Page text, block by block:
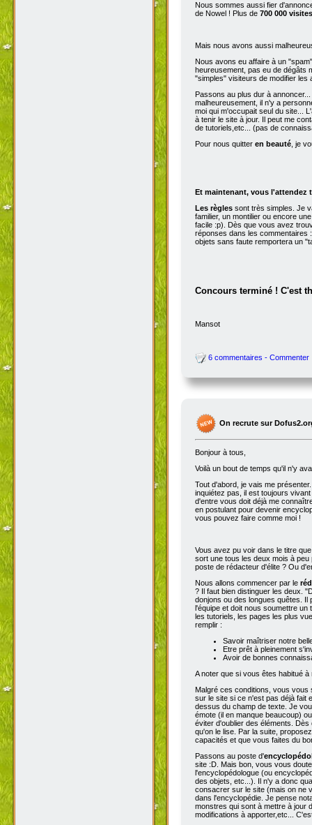
Nous sommes aussi fier
de Nowel ! Plus de 700 000 visites
Mais nous avons aussi
Nous avons eu affaire à un
heureusement, pas eu de dégâts
"simples" visiteurs de modifier
Passons au plus dur à
malheureusement, il n'y a
moi qui m'occupait seul du site...
à tenir le site à jour. Il peut me
de tutoriels,etc... (pas de
Pour nous quitter en beauté, je
Et maintenant, vous l'attendez
Les règles sont très simples. Je
familier, un montilier ou encore
facile :p). Dès que vous avez
réponses dans les commentaires
objets sans faute remportera un
Concours terminé ! C'est
Mansot
6 commentaires - Commenter
On recrute sur
Bonjour à tous,
Voilà un bout de temps qu'il n'y
Tout d'abord, je vais me
inquiétez pas, il est toujours
d'entre vous doit déjà me
en postulant pour devenir
vous pouvez faire comme moi !
Vous avez pu voir dans le titre
sort une tous les deux mois à
poste de rédacteur d'élite ? Ou
Nous allons commencer par le
? Il faut bien distinguer les deux.
donjons ou des longues quêtes. Il
l'équipe et doit nous soumettre un
les tutoriels, les pages les plus
remplir :
Savoir maîtriser notre
Etre prêt à pleinement
Avoir de bonnes
A noter que si vous êtes habitué
Malgré ces conditions, vous
sur le site si ce n'est pas déjà fait
dessus du champ de texte. Je
émote (il en manque beaucoup)
éviter d'oublier des éléments.
qu'on le lise. Par la suite,
capacités et que vous faites du
Passons au poste d'
site :D. Mais bon, vous vous
l'encyclopédologue (ou
des objets, etc...). Il n'y a donc
consacrer sur le site (mais on ne
dans l'encyclopédie. Je pense
monstres qui sont à mettre à jour
modifications à apporter,etc...